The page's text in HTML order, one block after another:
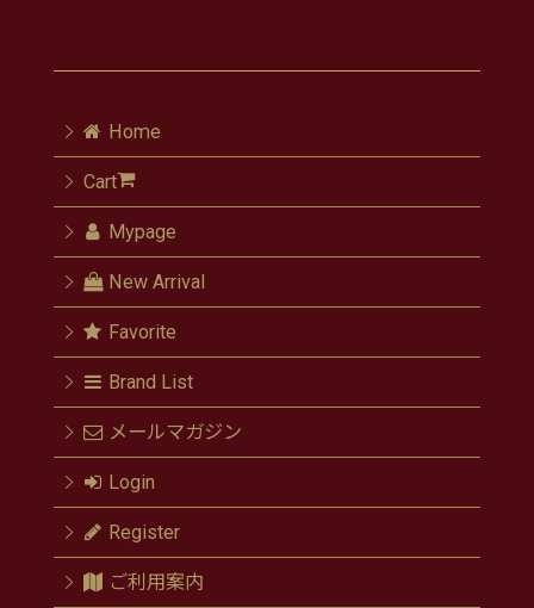
Home
Cart
Mypage
New Arrival
Favorite
Brand List
メールマガジン
Login
Register
ご利用案内